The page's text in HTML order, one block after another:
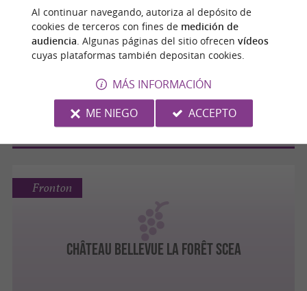
DOMAINE LE ROC
Fronton
CHÂTEAU BELLEVUE LA FORÊT SCEA
Fronton
Al continuar navegando, autoriza al depósito de
cookies de terceros con fines de medición de
audiencia. Algunas páginas del sitio ofrecen vídeos
cuyas plataformas también depositan cookies.
MÁS INFORMACIÓN
ME NIEGO
ACCEPTO